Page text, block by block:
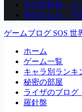
天才的発想 ゲ
初川みなみ 可
ゲームブログ SOS 世
ホーム
ゲーム一覧
キャラ別ランキ
秘密の部屋
ライザのブログ
羅針盤